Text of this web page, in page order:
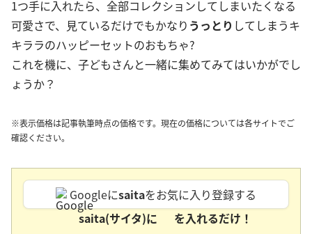
1つ手に入れたら、全部コレクションしてしまいたくなる
可愛さで、見ているだけでもかなり うっとり してしまうキ
キララのハッピーセットのおもちゃ?
これを機に、子どもさんと一緒に集めてみてはいかがでし
ょうか？
※表示価格は記事執筆時点の価格です。現在の価格については各サイトでご
確認ください。
Googleにsaitaをお気に入り登録する
saita(サイタ)に
を入れるだけ！